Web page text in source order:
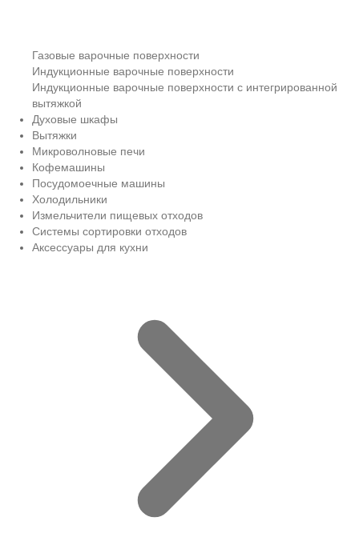
Газовые варочные поверхности
Индукционные варочные поверхности
Индукционные варочные поверхности с интегрированной
вытяжкой
Духовые шкафы
Вытяжки
Микроволновые печи
Кофемашины
Посудомоечные машины
Холодильники
Измельчители пищевых отходов
Системы сортировки отходов
Аксессуары для кухни